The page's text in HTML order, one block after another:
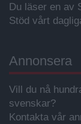
Du läser en av
Stöd vårt
Annonsera
Vill du nå
svenskar?
Kontakta vår